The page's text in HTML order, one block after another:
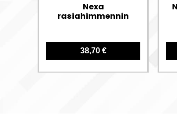
Nexa
rasiahimmennin
38,70 €